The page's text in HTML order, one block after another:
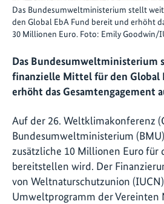
Das Bundesumweltministerium stellt
den Global EbA Fund bereit und erhöht
30 Millionen Euro. Foto: Emily Goodwin/
Das Bundesumweltministerium
finanzielle Mittel für den Global
erhöht das Gesamtengagement
Auf der 26. Weltklimakonferenz
Bundesumweltministerium (BMU)
zusätzliche 10 Millionen Euro für
bereitstellen wird. Der
von Weltnaturschutzunion
Umweltprogramm der Vereinten